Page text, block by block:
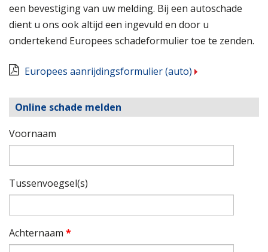
een bevestiging van uw melding. Bij een autoschade
dient u ons ook altijd een ingevuld en door u
ondertekend Europees schadeformulier toe te zenden.
Europees aanrijdingsformulier (auto)
Online schade melden
Voornaam
Tussenvoegsel(s)
Achternaam *